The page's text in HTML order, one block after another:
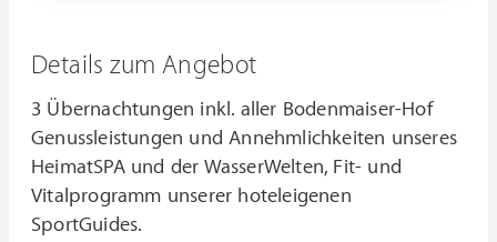
Details zum Angebot
3 Übernachtungen inkl. aller Bodenmaiser-Hof
Genussleistungen und Annehmlichkeiten unseres
HeimatSPA und der WasserWelten, Fit- und
Vitalprogramm unserer hoteleigenen
SportGuides.